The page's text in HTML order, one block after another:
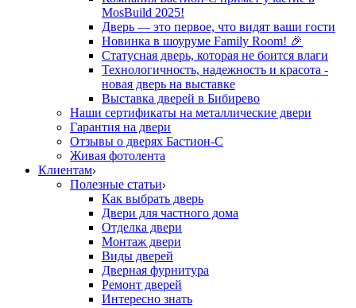
MosBuild 2025!
Дверь — это первое, что видят ваши гости
Новинка в шоуруме Family Room! 🎉
Статусная дверь, которая не боится влаги
Технологичность, надежность и красота -
новая дверь на выставке
Выставка дверей в Бибирево
Наши сертификаты на металлические двери
Гарантия на двери
Отзывы о дверях Бастион-С
Живая фотолента
Клиентам
Полезные статьи
Как выбрать дверь
Двери для частного дома
Отделка двери
Монтаж двери
Виды дверей
Дверная фурнитура
Ремонт дверей
Интересно знать